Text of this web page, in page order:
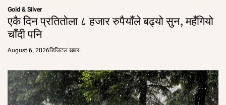
Gold & Silver
एकै दिन प्रतितोला ८ हजार रुपैयाँले बढ्यो सुन, महँगियो
चाँदी पनि
August 6, 2026डिजिटल खबर